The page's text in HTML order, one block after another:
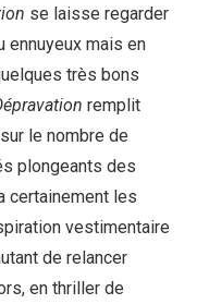
se laisse regarder
ennuyeux mais en
très bons
remplit
le nombre de
plongeants des
certainement les
vestimentaire
de relancer
en thriller de